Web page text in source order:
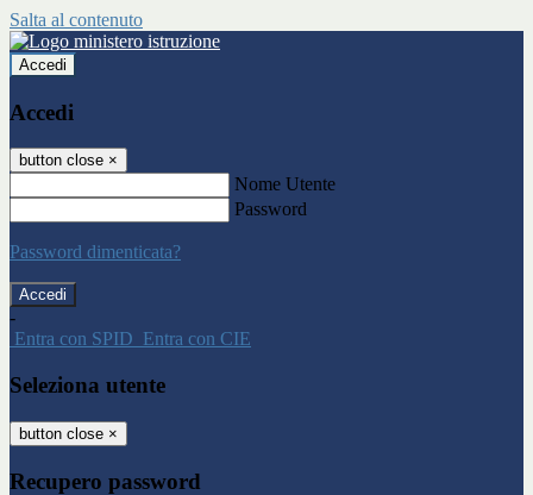
Salta al contenuto
Accedi
Accedi
button close ×
Nome Utente
Password
Password dimenticata?
-
Entra con SPID Entra con CIE
Seleziona utente
button close ×
Recupero password